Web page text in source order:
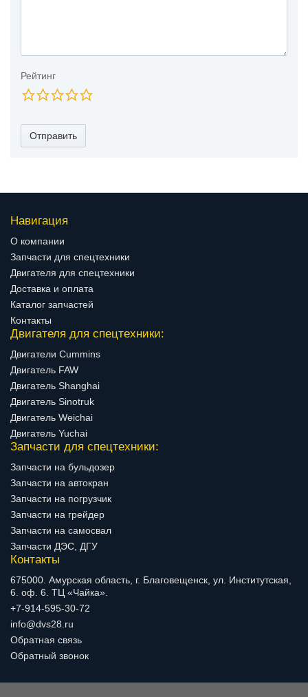
Рейтинг
Отправить
Навигация
О компании
Запчасти для спецтехники
Двигателя для спецтехники
Доставка и оплата
Каталог запчастей
Контакты
Двигателя для спецтехники:
Двигатели Cummins
Двигатель FAW
Двигатель Shanghai
Двигатель Sinotruk
Двигатель Weichai
Двигатель Yuchai
Запчасти для спецтехники:
Запчасти на бульдозер
Запчасти на автокран
Запчасти на погрузчик
Запчасти на грейдер
Запчасти на самосвал
Запчасти ДЭС, ДГУ
Контакты
675000. Амурская область, г. Благовещенск, ул. Институтская,
6. оф. 6. ТЦ «Чайка».
+7-914-595-30-72
info@dvs28.ru
Обратная связь
Обратный звонок